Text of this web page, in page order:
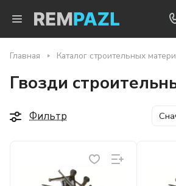
Главная Каталог строительных
Гвозди
Фильтр